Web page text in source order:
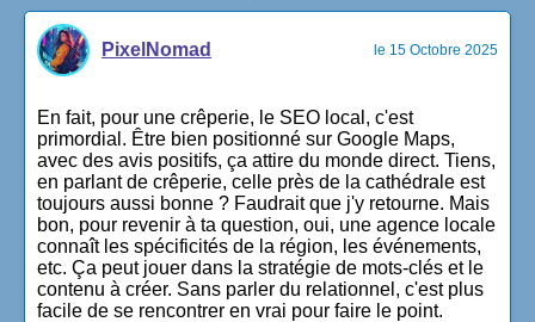
PixelNomad le 15 Octobre 2025
En fait, pour une crêperie, le SEO local, c'est
primordial. Être bien positionné sur Google Maps,
avec des avis positifs, ça attire du monde direct. Tiens,
en parlant de crêperie, celle près de la cathédrale est
toujours aussi bonne ? Faudrait que j'y retourne. Mais
bon, pour revenir à ta question, oui, une agence locale
connaît les spécificités de la région, les événements,
etc. Ça peut jouer dans la stratégie de mots-clés et le
contenu à créer. Sans parler du relationnel, c'est plus
facile de se rencontrer en vrai pour faire le point.